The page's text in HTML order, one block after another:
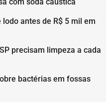
antes de R$ 5 mil em
precisam limpeza a cada
bactérias em fossas